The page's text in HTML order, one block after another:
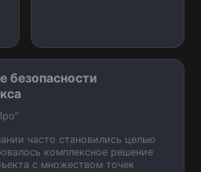
безопасности
часто становились целью
комплексное решение
с множеством точек